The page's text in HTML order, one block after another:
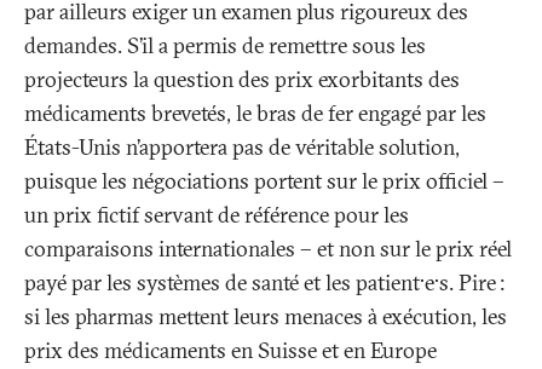
par ailleurs exiger un examen plus rigoureux des
demandes. S’il a permis de remettre sous les
projecteurs la question des prix exorbitants des
médicaments brevetés, le bras de fer engagé par les
États-Unis n’apportera pas de véritable solution,
puisque les négociations portent sur le prix officiel –
un prix fictif servant de référence pour les
comparaisons internationales – et non sur le prix réel
payé par les systèmes de santé et les patient·e·s. Pire:
si les pharmas mettent leurs menaces à exécution, les
prix des médicaments en Suisse et en Europe